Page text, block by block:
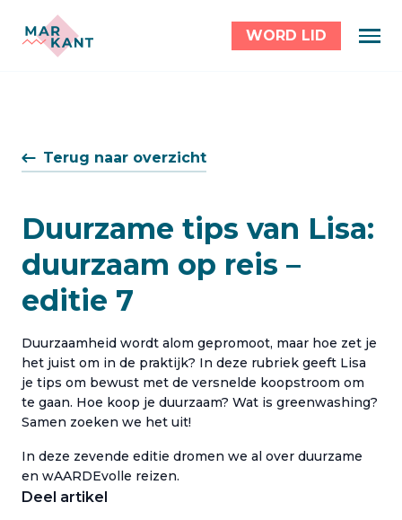
WORD LID
Terug naar overzicht
Duurzame tips van Lisa:
duurzaam op reis –
editie 7
Duurzaamheid wordt alom gepromoot, maar hoe zet je
het juist om in de praktijk? In deze rubriek geeft Lisa
je tips om bewust met de versnelde koopstroom om
te gaan. Hoe koop je duurzaam? Wat is greenwashing?
Samen zoeken we het uit!
In deze zevende editie dromen we al over duurzame
en wAARDEvolle reizen.
Deel artikel